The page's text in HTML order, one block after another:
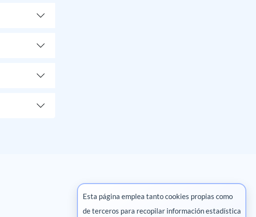
Esta página emplea tanto cookies propias como
de terceros para recopilar información estadística